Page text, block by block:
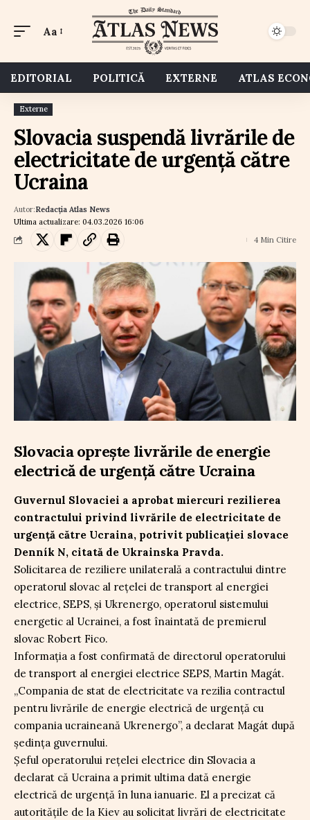
Aa
EDITORIAL POLITICĂ EXTERNE ATLAS
Externe
Slovacia suspendă livrările de
electricitate de urgență către
Ucraina
Ultima actualizare: 04.03.2026 16:06
Autor:Redacția Atlas News
4 Min Citire
Slovacia oprește livrările de energie
electrică de urgență către Ucraina
Guvernul Slovaciei a aprobat miercuri rezilierea
contractului privind livrările de electricitate de
urgență către Ucraina, potrivit publicației slovace
Denník N, citată de Ukrainska Pravda.
Solicitarea de reziliere unilaterală a contractului dintre
operatorul slovac al rețelei de transport al energiei
electrice, SEPS, și Ukrenergo, operatorul sistemului
energetic al Ucrainei, a fost înaintată de premierul
slovac Robert Fico.
Informația a fost confirmată de directorul operatorului
de transport al energiei electrice SEPS, Martin Magát.
„Compania de stat de electricitate va rezilia contractul
pentru livrările de energie electrică de urgență cu
compania ucraineană Ukrenergo”, a declarat Magát după
ședința guvernului.
Șeful operatorului rețelei electrice din Slovacia a
declarat că Ucraina a primit ultima dată energie
electrică de urgență în luna ianuarie. El a precizat că
autoritățile de la Kiev au solicitat livrări de electricitate